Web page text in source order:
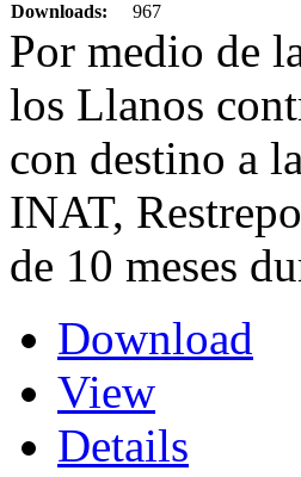
Downloads:
967
Por medio de
los Llanos
con destino a
INAT,
de 10 meses
Download
View
Details